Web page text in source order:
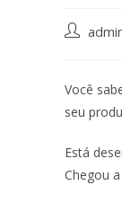
Você
seu
Está
Chegou